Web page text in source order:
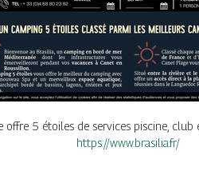
5 étoiles de services piscine, club
https://www.brasilia.fr/